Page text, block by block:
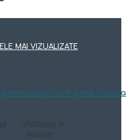
MAI VIZUALIZATE
copii din piele
Adaugă in
Wishlist